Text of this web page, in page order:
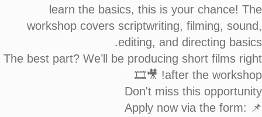
learn the basics, this is your chance! The
workshop covers scriptwriting, filming, sound,
editing, and directing basics.
The best part? We’ll be producing short films right
after the workshop! 🎥🎞️
Don't miss this opportunity
📌 Apply now via the form: